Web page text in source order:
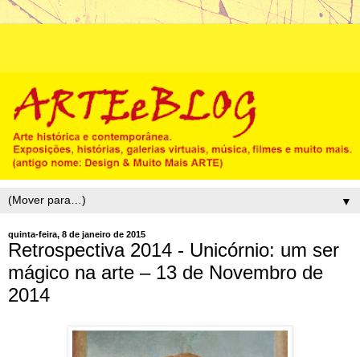
▼
quinta-feira, 8 de janeiro de 2015
Retrospectiva 2014 - Unicórnio: um ser
mágico na arte – 13 de Novembro de
2014